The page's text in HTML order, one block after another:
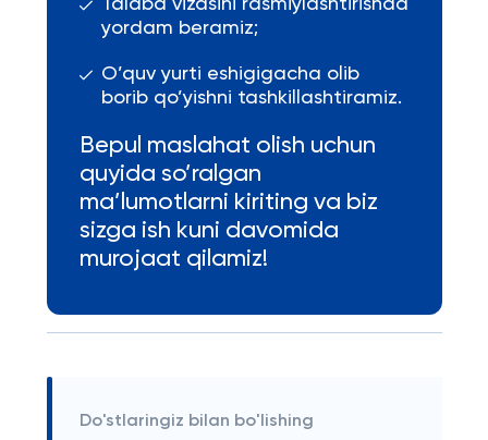
Talaba vizasini rasmiylashtirishda
yordam beramiz;
O’quv yurti eshigigacha olib
borib qo’yishni tashkillashtiramiz.
Bepul maslahat olish uchun
quyida so’ralgan
ma’lumotlarni kiriting va biz
sizga ish kuni davomida
murojaat qilamiz!
Do'stlaringiz bilan bo'lishing